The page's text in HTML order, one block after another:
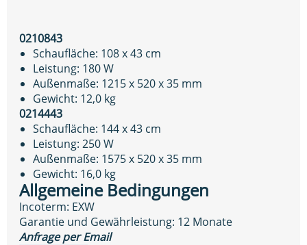
0210843
Schaufläche: 108 x 43 cm
Leistung: 180 W
Außenmaße: 1215 x 520 x 35 mm
Gewicht: 12,0 kg
0214443
Schaufläche: 144 x 43 cm
Leistung: 250 W
Außenmaße: 1575 x 520 x 35 mm
Gewicht: 16,0 kg
Allgemeine Bedingungen
Incoterm: EXW
Garantie und Gewährleistung: 12 Monate
Anfrage per Email